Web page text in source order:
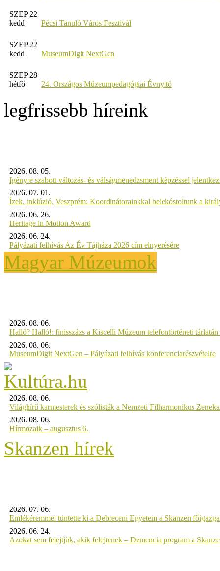
SZEP 22
kedd
Pécsi Tanuló Város Fesztivál
SZEP 22
kedd
MuseumDigit NextGen
SZEP 28
hétfő
24. Országos Múzeumpedagógiai Évnyitó
legfrissebb híreink
2026. 08. 05.
Igényre szabott változás- és válságmenedzsment képzéssel
2026. 07. 01.
Ízek, inklúzió, Veszprém: Koordinátorainkkal belekóstoltunk a
2026. 06. 26.
Heritage in Motion Award
2026. 06. 24.
Pályázati felhívás Az Év Tájháza 2026 cím elnyerésére
Magyar Múzeumok
2026. 08. 06.
Halló? Halló!: finisszázs a Kiscelli Múzeum telefontörténeti tárlatán
2026. 08. 06.
MuseumDigit NextGen – Pályázati felhívás konferenciarészvételre
2026. 08. 06.
Világhírű karmesterek és szólisták a Nemzeti Filharmonikus
2026. 08. 06.
Hírmozaik – augusztus 6.
Skanzen hírek
2026. 07. 06.
Emlékéremmel tüntette ki a Debreceni Egyetem a Skanzen
2026. 06. 24.
Azokat sem felejtjük, akik felejtenek – Demencia program a